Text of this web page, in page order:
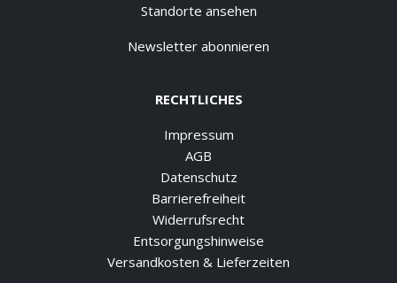
Standorte ansehen
Newsletter abonnieren
RECHTLICHES
Impressum
AGB
Datenschutz
Barrierefreiheit
Widerrufsrecht
Entsorgungshinweise
Versandkosten & Lieferzeiten